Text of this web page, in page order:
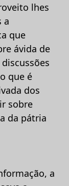
lhes
a
que
ávida de
que é
dos
sobre
da pátria
a